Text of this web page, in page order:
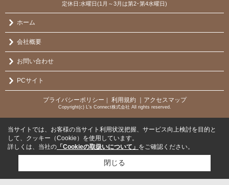
定休日:水曜日(1月～3月は第2･第4水曜日)
ホーム
会社概要
お問い合わせ
PCサイト
プライバシーポリシー 利用規約 ｜アクセスマップ
Copyright(c) L's Connect株式会社 All rights reserved.
当サイトでは、お客様の当サイト利用状況把握、サービス向上検討を目的と
して、クッキー（Cookie）を使用しています。
詳しくは、当社の 「Cookieの取扱いについて」 をご確認ください。
閉じる